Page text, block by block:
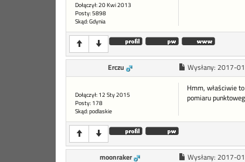
Dołączył: 20 Kwi 2013
Posty: 5898
Skąd: Gdynia
Erczu Wysłany: 2017-
Dołączył: 12 Sty 2015
Posty: 178
Skąd: podlaskie
Hmm, właściwie
pomiaru
moonraker Wysłany: 2017-